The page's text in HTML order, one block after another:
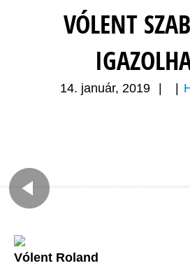
VÓLENT
14. január, 2019
Vólent Roland